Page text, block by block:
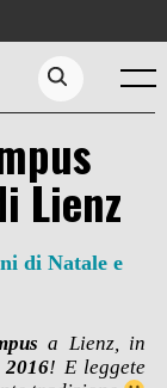
Menu
Search...
Lienz
di Natale e
a Lienz, in
! E leggete